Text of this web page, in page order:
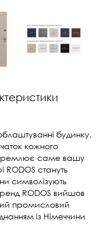
будинку,
кожного
саме вашу
RODOS стануть
символізують
RODOS вийшов
промисловий
із Німеччини